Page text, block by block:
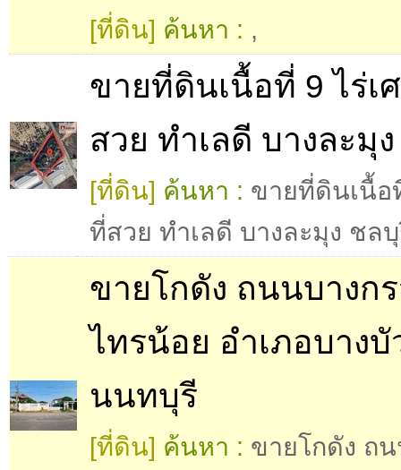
[ที่ดิน] ค้นหา : ,
ขายที่ดินเนื้อที่ 9 ไร่เ
สวย ทำเลดี บางละมุ
[ที่ดิน] ค้นหา : ขายที่ดินเนื้อ
ที่สวย ทำเลดี บางละมุง ชล
ขายโกดัง ถนนบางก
ไทรน้อย อำเภอบางบั
นนทบุรี
[ที่ดิน] ค้นหา : ขายโกดัง ถ